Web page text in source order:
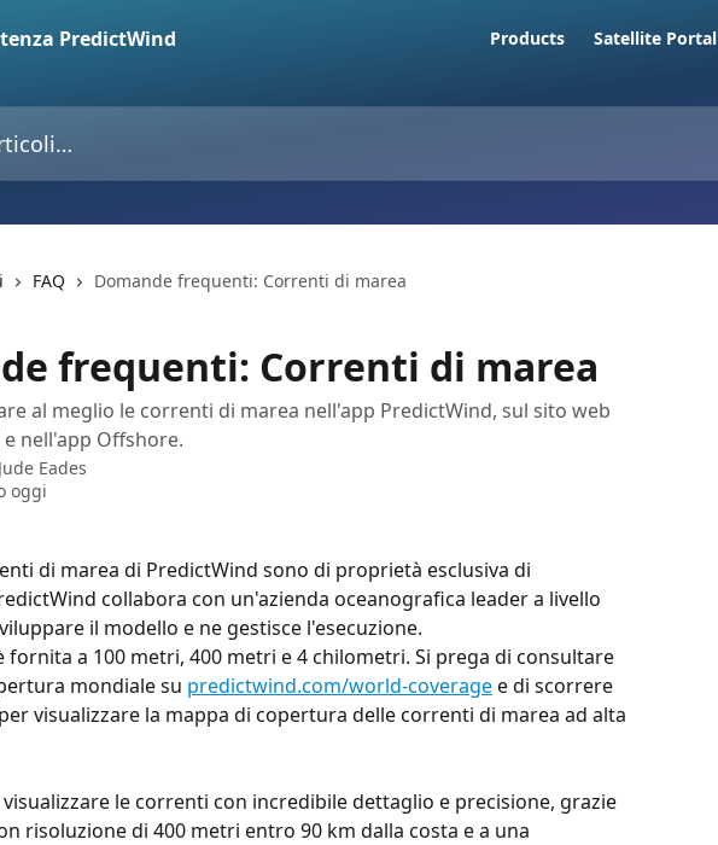
Products Satellite Portal
FAQ Domande frequenti: Correnti di marea
frequenti: Correnti di marea
al meglio le correnti di marea nell'app PredictWind, sul sito web
nell'app Offshore.
Jude Eades
oggi
di marea di PredictWind sono di proprietà esclusiva di
collabora con un'azienda oceanografica leader a livello
il modello e ne gestisce l'esecuzione.
fornita a 100 metri, 400 metri e 4 chilometri. Si prega di consultare
mondiale su predictwind.com/world-coverage e di scorrere
visualizzare la mappa di copertura delle correnti di marea ad alta
le correnti con incredibile dettaglio e precisione, grazie
risoluzione di 400 metri entro 90 km dalla costa e a una